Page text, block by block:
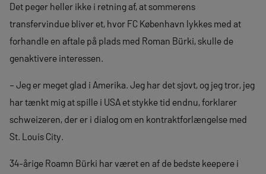
Det peger heller ikke i retning af, at sommerens
transfervindue bliver et, hvor FC København lykkes med at
forhandle en aftale på plads med Roman Bürki, skulle de
genaktivere interessen.
– Jeg er meget glad i Amerika. Jeg har det sjovt, og jeg tror, jeg
har tænkt mig at spille i USA et stykke tid endnu, forklarer
schweizeren, der er i dialog om en kontraktforlængelse med
St. Louis City.
34-årige Roamn Bürki har været en af de bedste keepere i